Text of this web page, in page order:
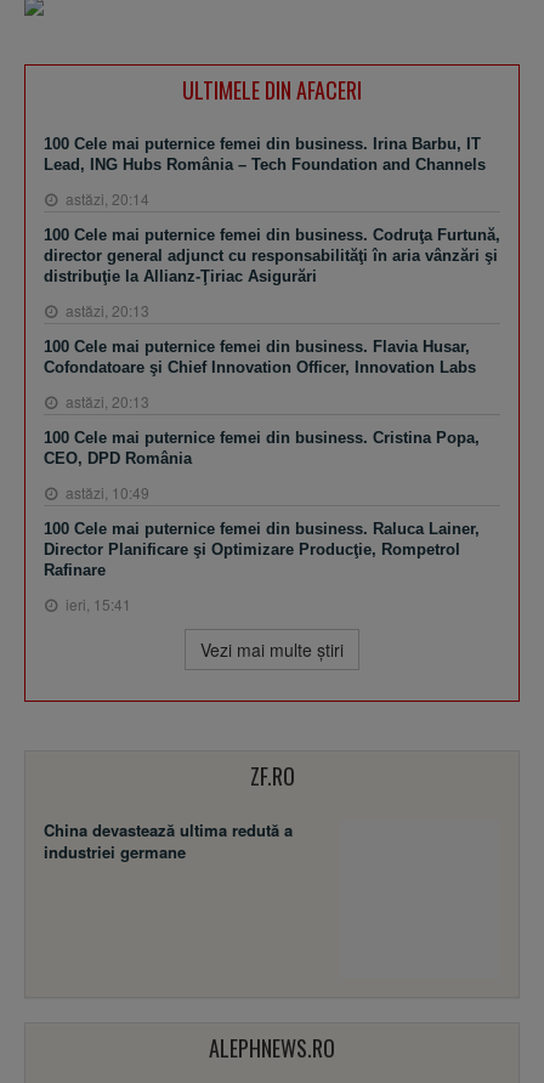
ULTIMELE DIN AFACERI
100 Cele mai puternice femei din business. Irina Barbu, IT
Lead, ING Hubs România – Tech Foundation and Channels
astăzi, 20:14
100 Cele mai puternice femei din business. Codruţa Furtună,
director general adjunct cu responsabilităţi în aria vânzări şi
distribuţie la Allianz-Ţiriac Asigurări
astăzi, 20:13
100 Cele mai puternice femei din business. Flavia Husar,
Cofondatoare şi Chief Innovation Officer, Innovation Labs
astăzi, 20:13
100 Cele mai puternice femei din business. Cristina Popa,
CEO, DPD România
astăzi, 10:49
100 Cele mai puternice femei din business. Raluca Lainer,
Director Planificare şi Optimizare Producţie, Rompetrol
Rafinare
ieri, 15:41
Vezi mai multe ştiri
ZF.RO
China devastează ultima redută a
industriei germane
ALEPHNEWS.RO